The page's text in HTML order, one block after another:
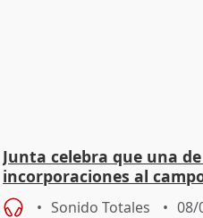
Junta celebra que una
incorporaciones al
jóvenes
Sonido Totales 08/